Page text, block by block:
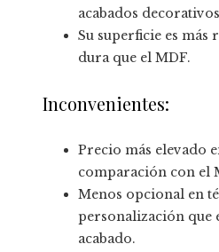
acabados
Su superficie es más
dura que el MDF.
Inconvenientes:
Precio más elevado
comparación con el
Menos opcional en
personalización que
acabado.